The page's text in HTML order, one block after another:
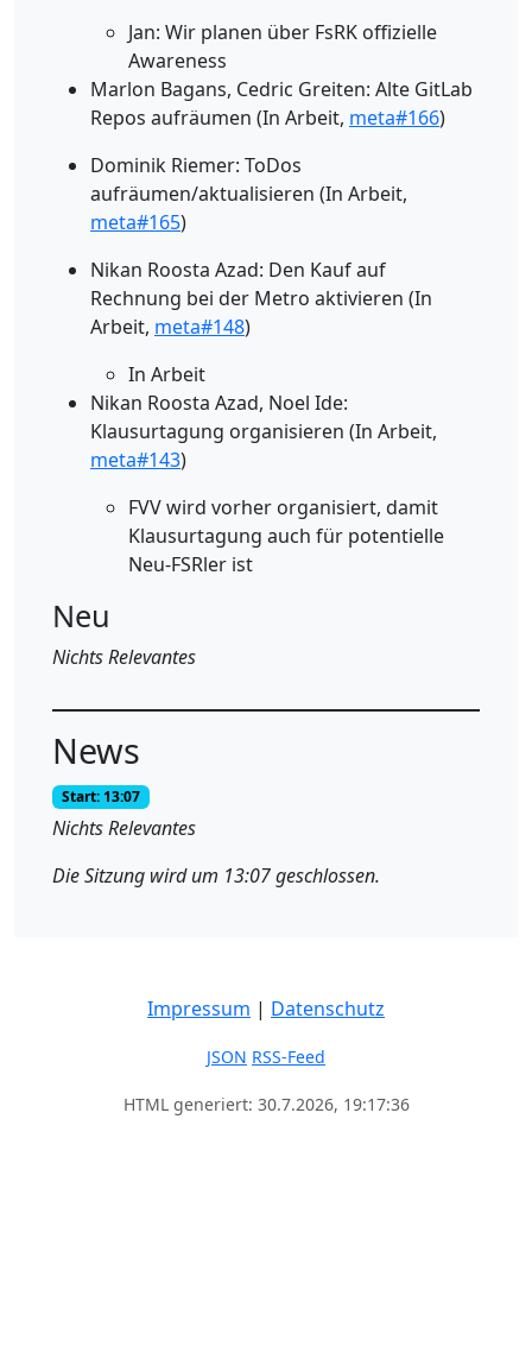
Jan: Wir planen über FsRK offizielle
Awareness
Marlon Bagans, Cedric Greiten: Alte GitLab
Repos aufräumen (In Arbeit, meta#166)
Dominik Riemer: ToDos
aufräumen/aktualisieren (In Arbeit,
meta#165)
Nikan Roosta Azad: Den Kauf auf
Rechnung bei der Metro aktivieren (In
Arbeit, meta#148)
In Arbeit
Nikan Roosta Azad, Noel Ide:
Klausurtagung organisieren (In Arbeit,
meta#143)
FVV wird vorher organisiert, damit
Klausurtagung auch für potentielle
Neu-FSRler ist
Neu
Nichts Relevantes
News
Start: 13:07
Nichts Relevantes
Die Sitzung wird um 13:07 geschlossen.
Impressum | Datenschutz
JSON RSS-Feed
HTML generiert: 30.7.2026, 19:17:36